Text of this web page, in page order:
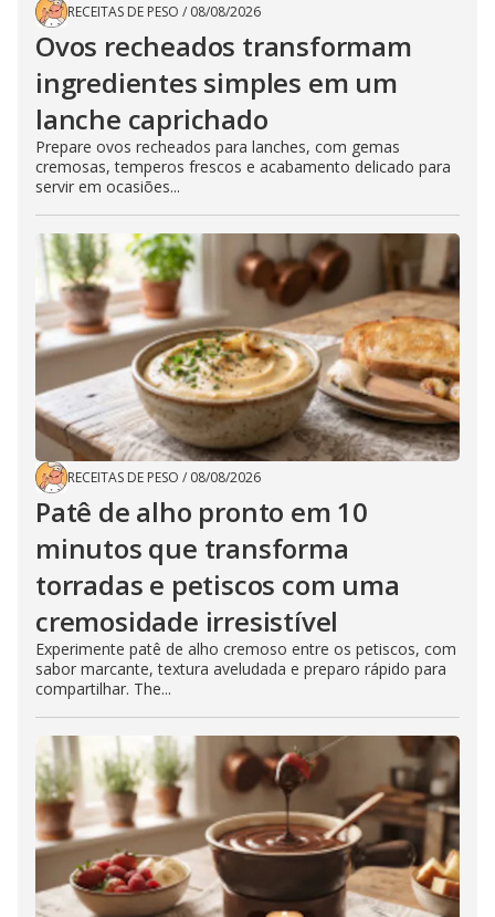
RECEITAS DE PESO / 08/08/2026
Ovos recheados transformam
ingredientes simples em um
lanche caprichado
Prepare ovos recheados para lanches, com gemas
cremosas, temperos frescos e acabamento delicado para
servir em ocasiões...
RECEITAS DE PESO / 08/08/2026
Patê de alho pronto em 10
minutos que transforma
torradas e petiscos com uma
cremosidade irresistível
Experimente patê de alho cremoso entre os petiscos, com
sabor marcante, textura aveludada e preparo rápido para
compartilhar. The...